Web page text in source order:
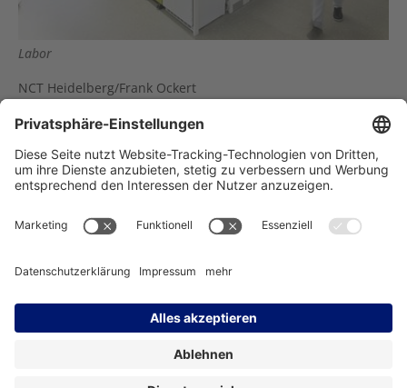
Labor
NCT Heidelberg/Frank Ockert
Impressum Datenschutz Kontakt Barrierefreiheit